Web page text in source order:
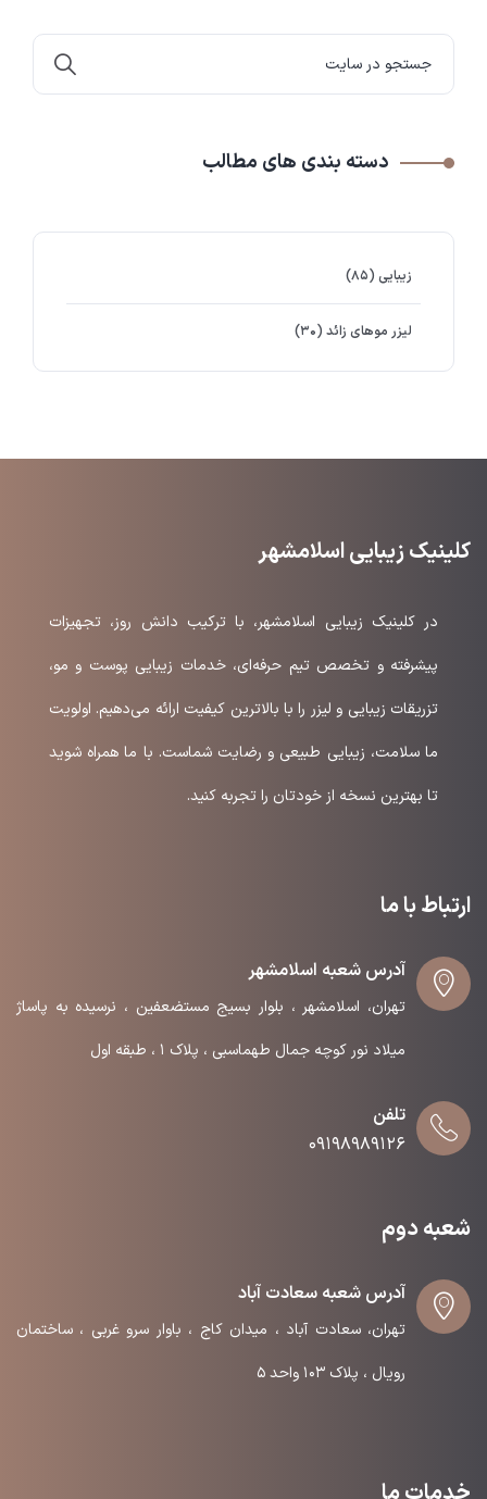
دسته بندی های مطالب
زیبایی (۸۵)
لیزر موهای زائد (۳۰)
کلینیک زیبایی اسلامشهر
در کلینیک زیبایی اسلامشهر، با ترکیب دانش روز، تجهیزات
پیشرفته و تخصص تیم حرفه‌ای، خدمات زیبایی پوست و مو،
تزریقات زیبایی و لیزر را با بالاترین کیفیت ارائه می‌دهیم. اولویت
ما سلامت، زیبایی طبیعی و رضایت شماست. با ما همراه شوید
تا بهترین نسخه از خودتان را تجربه کنید.
ارتباط با ما
آدرس شعبه اسلامشهر
تهران، اسلامشهر ، بلوار بسیج مستضعفین ، نرسیده به پاساژ
میلاد نور کوچه جمال طهماسبی ، پلاک ۱ ، طبقه اول
تلفن
۰۹۱۹۸۹۸۹۱۲۶
شعبه دوم
آدرس شعبه سعادت آباد
تهران، سعادت آباد ، میدان کاج ، باوار سرو غربی ، ساختمان
رویال ، پلاک ۱۰۳ واحد ۵